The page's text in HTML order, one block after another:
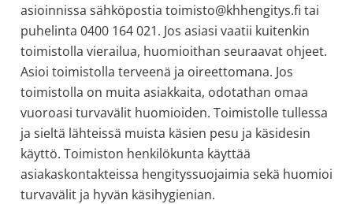
asioinnissa sähköpostia toimisto@khhengitys.fi tai
puhelinta 0400 164 021. Jos asiasi vaatii kuitenkin
toimistolla vierailua, huomioithan seuraavat ohjeet.
Asioi toimistolla terveenä ja oireettomana. Jos
toimistolla on muita asiakkaita, odotathan omaa
vuoroasi turvavälit huomioiden. Toimistolle tullessa
ja sieltä lähteissä muista käsien pesu ja käsidesin
käyttö. Toimiston henkilökunta käyttää
asiakaskontakteissa hengityssuojaimia sekä huomioi
turvavälit ja hyvän käsihygienian.